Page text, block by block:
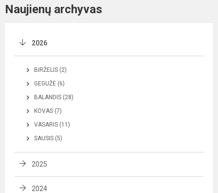
Naujienų archyvas
2026
BIRŽELIS (2)
GEGUŽĖ (6)
BALANDIS (28)
KOVAS (7)
VASARIS (11)
SAUSIS (5)
2025
2024